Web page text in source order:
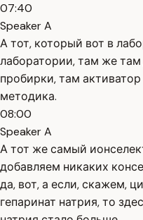
07:40
Speaker A
А тот, который вот в
лаборатории, там же
пробирки, там
методика.
08:00
Speaker A
А тот же самый
добавляем никаких
да, вот, а если, скажем,
гепаринат натрия, то